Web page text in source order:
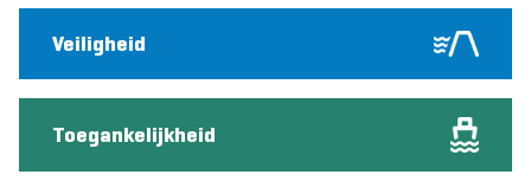
Veiligheid
Toegankelijkheid